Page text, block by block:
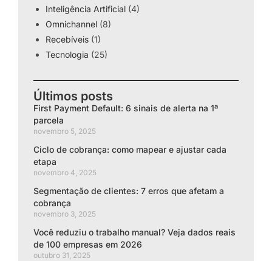
Inteligência Artificial (4)
Omnichannel (8)
Recebíveis (1)
Tecnologia (25)
Últimos posts
First Payment Default: 6 sinais de alerta na 1ª
parcela
novembro 5, 2025
Ciclo de cobrança: como mapear e ajustar cada
etapa
novembro 4, 2025
Segmentação de clientes: 7 erros que afetam a
cobrança
novembro 3, 2025
Você reduziu o trabalho manual? Veja dados reais
de 100 empresas em 2026
outubro 31, 2025